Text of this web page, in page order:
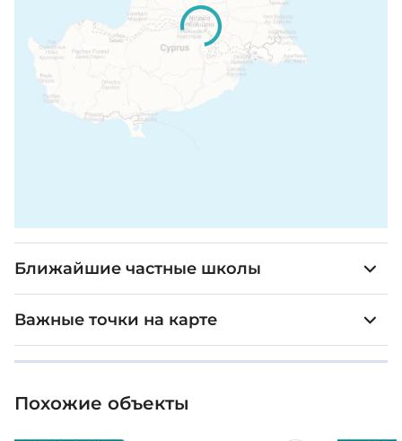
Крытая веранда: 10 м² - 16 м²
Цена: €305,067 - €392,100 + НДС
Ближайшие частные школы
Важные точки на карте
Похожие объекты